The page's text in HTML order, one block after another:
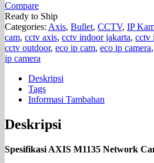
Compare
Ready to Ship
Categories: Axis, Bullet, CCTV, IP
cam, cctv axis, cctv indoor jakarta, cctv
cctv outdoor, eco ip cam, eco ip camera,
ip camera
Deskripsi
Tags
Informasi Tambahan
Deskripsi
Spesifikasi AXIS M1135 Network